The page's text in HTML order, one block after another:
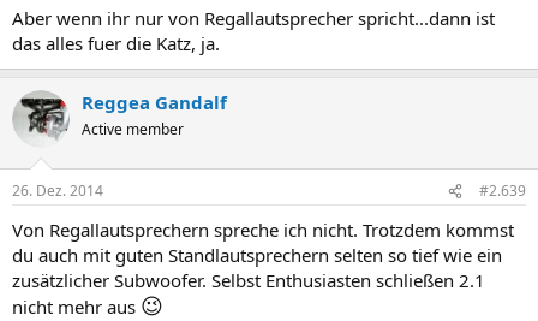
Aber wenn ihr nur von Regallautsprecher spricht...dann ist
das alles fuer die Katz, ja.
Reggea Gandalf
Active member
26. Dez. 2014 #2.639
Von Regallautsprechern spreche ich nicht. Trotzdem kommst
du auch mit guten Standlautsprechern selten so tief wie ein
zusätzlicher Subwoofer. Selbst Enthusiasten schließen 2.1
nicht mehr aus 😉